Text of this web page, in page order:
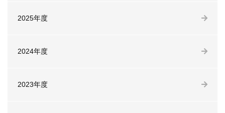
2025年度
2024年度
2023年度